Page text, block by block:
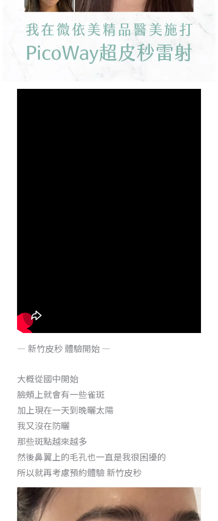
— 新竹皮秒 體驗開始 —
大概從國中開始
臉頰上就會有一些雀斑
加上現在一天到晚曬太陽
我又沒在防曬
那些斑點越來越多
然後鼻翼上的毛孔也一直是我很困擾的
所以就再考慮預約體驗 新竹皮秒